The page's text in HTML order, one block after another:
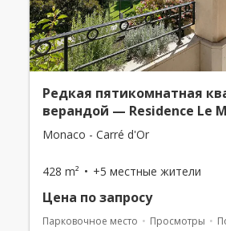
Редкая пятикомнатная
верандой — Residence Le
Monaco - Carré d'Or
428 m² +5 местные жители
Цена по запросу
Парковочное место Просмотры